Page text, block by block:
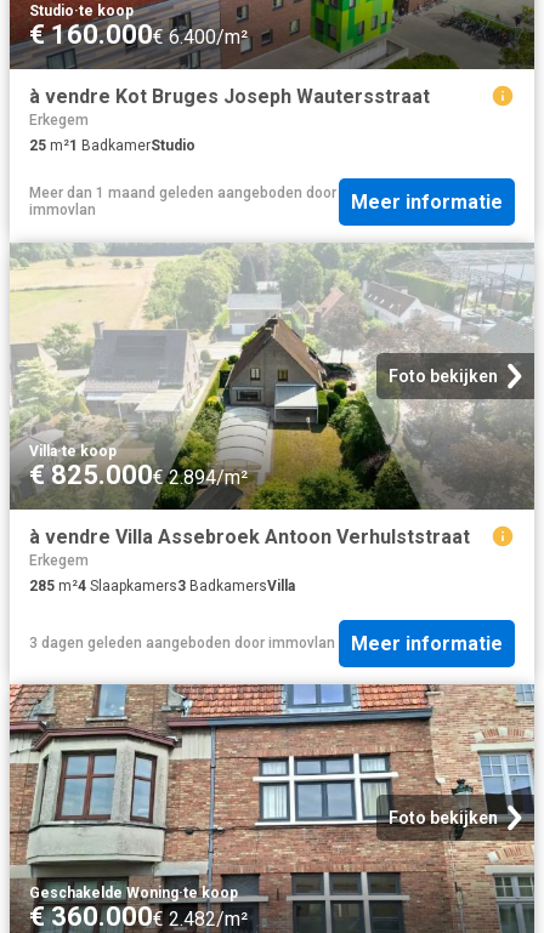
Studio·te koop
€ 160.000€ 6.400/m²
à vendre Kot Bruges Joseph Wautersstraat
Erkegem
25 m²1 BadkamerStudio
Meer dan 1 maand geleden aangeboden door
immovlan
Meer informatie
Foto bekijken
Villa·te koop
€ 825.000€ 2.894/m²
à vendre Villa Assebroek Antoon Verhulststraat
Erkegem
285 m²4 Slaapkamers3 BadkamersVilla
3 dagen geleden aangeboden door immovlan Meer informatie
Foto bekijken
Geschakelde Woning·te koop
€ 360.000€ 2.482/m²